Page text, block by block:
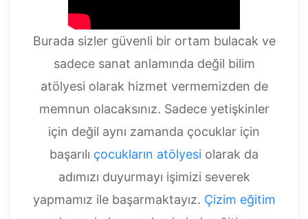
Burada sizler güvenli bir ortam bulacak ve
sadece sanat anlamında değil bilim
atölyesi olarak hizmet vermemizden de
memnun olacaksınız. Sadece yetişkinler
için değil aynı zamanda çocuklar için
başarılı çocukların atölyesi olarak da
adımızı duyurmayı işimizi severek
yapmamız ile başarmaktayız. Çizim eğitim